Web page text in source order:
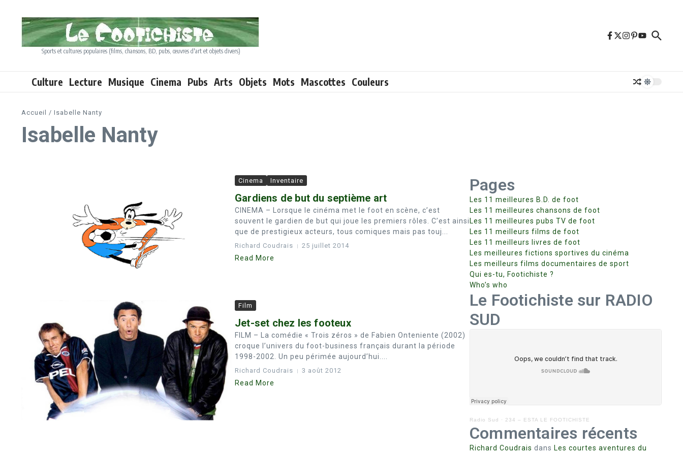
Sports et cultures populaires (films, chansons, BD, pubs, œuvres d'art et objets divers)
Culture Lecture Musique Cinema Pubs Arts Objets Mots Mascottes Couleurs
Accueil / Isabelle Nanty
Isabelle Nanty
Cinema Inventaire
Gardiens de but du septième art
CINEMA – Lorsque le cinéma met le foot en scène, c’est
souvent le gardien de but qui joue les premiers rôles. C’est ainsi
que de prestigieux acteurs, tous comiques mais pas touj...
Richard Coudrais 25 juillet 2014
Read More
Film
Jet-set chez les footeux
FILM – La comédie « Trois zéros » de Fabien Onteniente (2002)
croque l’univers du foot-business français durant la période
1998-2002. Un peu périmée aujourd’hui....
Richard Coudrais 3 août 2012
Read More
Pages
Les 11 meilleures B.D. de foot
Les 11 meilleures chansons de foot
Les 11 meilleures pubs TV de foot
Les 11 meilleurs films de foot
Les 11 meilleurs livres de foot
Les meilleures fictions sportives du cinéma
Les meilleurs films documentaires de sport
Qui es-tu, Footichiste ?
Who’s who
Le Footichiste sur RADIO
SUD
Radio Sud · 234 – ESTA LE FOOTICHISTE
Commentaires récents
Richard Coudrais dans Les courtes aventures du